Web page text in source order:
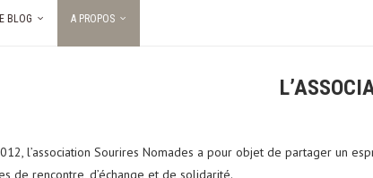
BLOG A PROPOS
l’association Sourires Nomades a pour objet de partager un
de rencontre, d’échange et de solidarité.